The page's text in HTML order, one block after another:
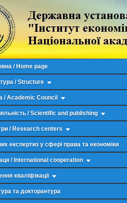
/ Home page
/ Structure
/ Academic Council
/ Scientific and publishing
/ Research centers
експертиз у сфері права та економіки
/ International cooperation
кваліфікації
та докторантура